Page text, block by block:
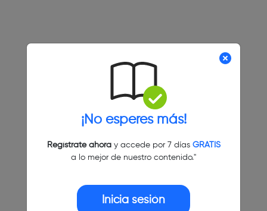
¡No esperes más!
Regístrate ahoray accede por 7 días GRATIS
a lo mejor de nuestro contenido."
Inicia sesión